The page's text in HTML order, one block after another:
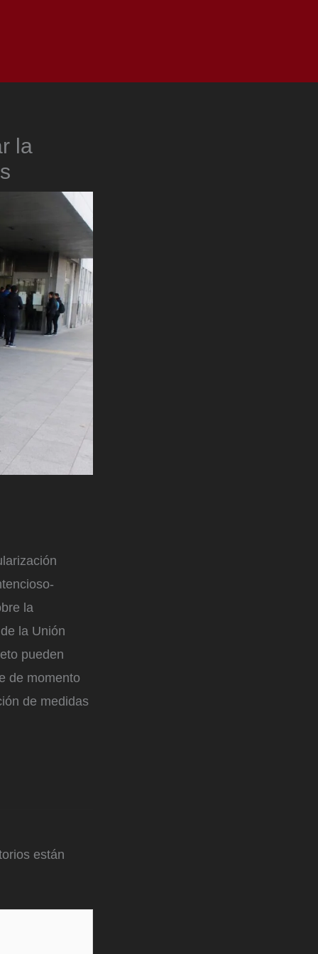
la
la
la Unión
pueden
de momento
de medidas
están